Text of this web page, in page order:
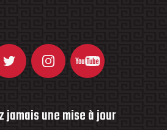
jamais une mise à jour